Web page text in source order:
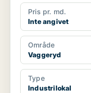
Pris pr. md.
Inte angivet
Område
Vaggeryd
Type
Industrilokal